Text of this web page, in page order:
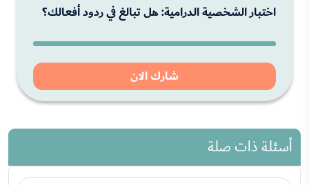
اختبار الشخصية الدرامية: هل تبالغ في ردود أفعالك؟
شارك الان
أسئلة ذات صلة